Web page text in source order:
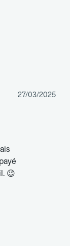
27/03/2025
😉